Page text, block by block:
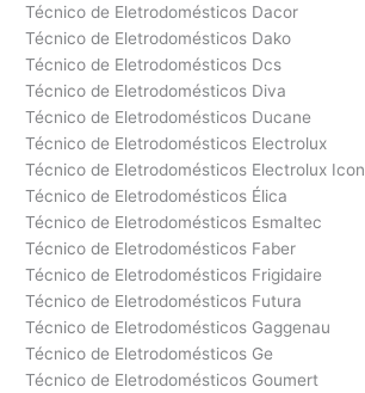
Técnico de Eletrodomésticos Dacor
Técnico de Eletrodomésticos Dako
Técnico de Eletrodomésticos Dcs
Técnico de Eletrodomésticos Diva
Técnico de Eletrodomésticos Ducane
Técnico de Eletrodomésticos Electrolux
Técnico de Eletrodomésticos Electrolux Icon
Técnico de Eletrodomésticos Élica
Técnico de Eletrodomésticos Esmaltec
Técnico de Eletrodomésticos Faber
Técnico de Eletrodomésticos Frigidaire
Técnico de Eletrodomésticos Futura
Técnico de Eletrodomésticos Gaggenau
Técnico de Eletrodomésticos Ge
Técnico de Eletrodomésticos Goumert